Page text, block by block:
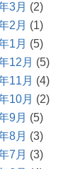
3月 (2)
2月 (1)
1月 (5)
12月 (5)
11月 (4)
10月 (2)
9月 (5)
8月 (3)
7月 (3)